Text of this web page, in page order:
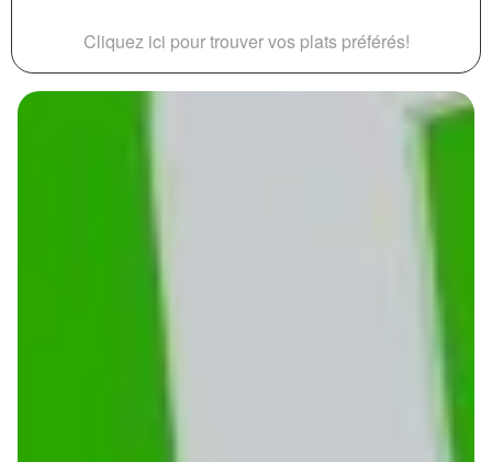
Cliquez ici pour trouver vos plats préférés!